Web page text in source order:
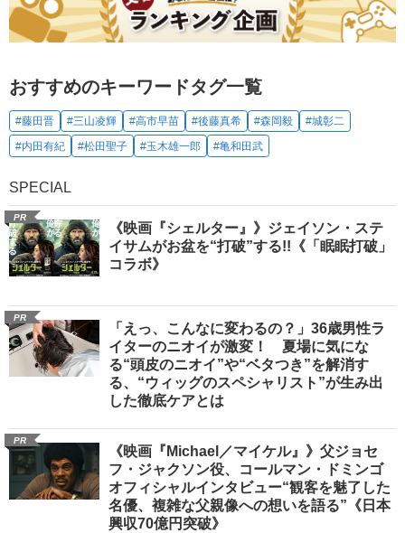
おすすめのキーワードタグ一覧
#藤田晋 #三山凌輝 #高市早苗 #後藤真希 #森岡毅
#城彰二
#内田有紀
#松田聖子 #玉木雄一郎 #亀和田武
SPECIAL
PR
《映画『シェルター』》ジェイソン・ステ
イサムがお盆を“打破”する!!《「眠眠打破」
コラボ》
PR
「えっ、こんなに変わるの？」36歳男性ラ
イターのニオイが激変！ 夏場に気にな
る“頭皮のニオイ”や“ベタつき”を解消す
る、“ウィッグのスペシャリスト”が生み出
した徹底ケアとは
PR
《映画『Michael／マイケル』》父ジョセ
フ・ジャクソン役、コールマン・ドミンゴ
オフィシャルインタビュー“観客を魅了した
名優、複雑な父親像への想いを語る”《日本
興収70億円突破》